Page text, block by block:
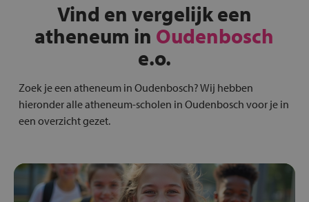
Vind en vergelijk een
atheneum in Oudenbosch
e.o.
Zoek je een atheneum in Oudenbosch? Wij hebben
hieronder alle atheneum-scholen in Oudenbosch voor je in
een overzicht gezet.